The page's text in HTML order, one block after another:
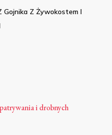
Gojnika Z Żywokostem I
i drobnych